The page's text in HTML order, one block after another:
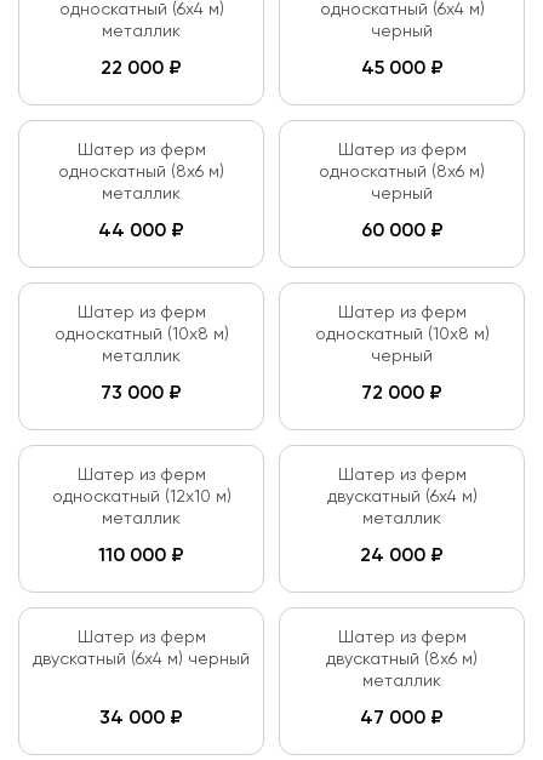
односкатный (6х4 м)
металлик
22 000 ₽
односкатный (6х4 м)
черный
45 000₽
Шатер из ферм
односкатный (8х6 м)
металлик
44 000 ₽
Шатер из ферм
односкатный (8х6 м)
черный
60 000₽
Шатер из ферм
односкатный (10х8 м)
металлик
73 000 ₽
Шатер из ферм
односкатный (10х8 м)
черный
72 000 ₽
Шатер из ферм
односкатный (12х10 м)
металлик
110 000 ₽
Шатер из ферм
двускатный (6х4 м)
металлик
24 000 ₽
Шатер из ферм
двускатный (6х4 м) черный
34 000 ₽
Шатер из ферм
двускатный (8х6 м)
металлик
47 000 ₽